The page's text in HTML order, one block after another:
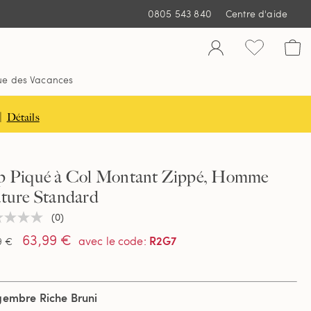
0805 543 840 Centre d'aide
des Vacances
Détails
Piqué à Col Montant Zippé, Homme
Standard
(0)
€
63,99 € avec le code: R2G7
Riche Bruni